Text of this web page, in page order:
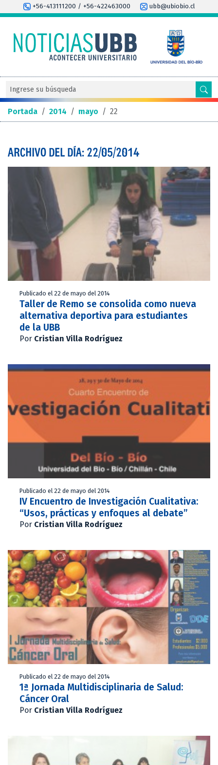
+56-413111200 / +56-422463000 ubb@ubiobio.cl
Portada / 2014 / mayo / 22
ARCHIVO DEL DÍA: 22/05/2014
Publicado el 22 de mayo del 2014
Taller de Remo se consolida como nueva
alternativa deportiva para estudiantes
de la UBB
Por Cristian Villa Rodríguez
Publicado el 22 de mayo del 2014
IV Encuentro de Investigación Cualitativa:
“Usos, prácticas y enfoques al debate”
Por Cristian Villa Rodríguez
Publicado el 22 de mayo del 2014
1ª Jornada Multidisciplinaria de Salud:
Cáncer Oral
Por Cristian Villa Rodríguez